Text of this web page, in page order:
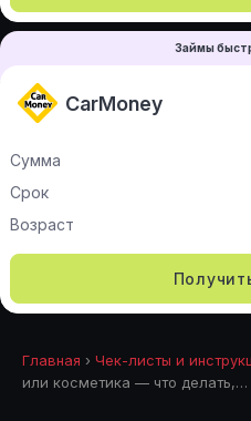
Займы
CarMoney
Сумма
Срок
Возраст
Главная › Чек-листы и
или косметика — что делать,…